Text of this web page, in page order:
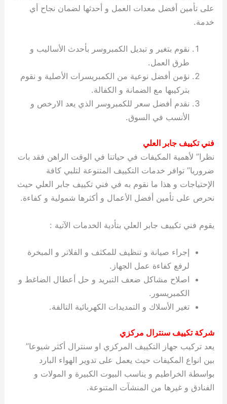
على تأمين أفضل معدات العمل و أحدثها لضمان نجاح أي
خدمة.
نقوم بتغير و تبديل الكمبروسر بأحدث الأساليب و
طرق العمل.
نؤمن أفضل نوعية من الكمبريسرات الأصلية و نقوم
بتركيبها مع الضمانة و الكفالة.
نقدم أفضل سعر للكمبروسر الذي يعد الارخص و
الأنسب في السوق.
فني تكييف جابر العلي
نظرا” لأهمية المكيفات في حياتنا في الوقت الراهن فقد بات
ضروريا” توافر خدمات التكييف المتنوعة لتلبي كافة
الإحتياجات و هذا ما نقوم به في فني تكييف جابر العلي حيث
نحرص على تأمين أفضل الأعمال و أكثرها شمولية و كفاءة.
يقوم فني تكييف جابر العلي بتأدية الخدمات الآتية :
إجراء صيانة و تنظيف للمكثف و الفلاتر و المبخرة
لرفع كفاءة عمل الجهاز.
اصلاح مشاكل ضعف التبريد و حل أعطال الضاغط و
الكمبريسور.
تغير الأسلاك و التمديدات الكهربائية التالفة.
شركة تكييف سنترال مركزي
يعد تركيب جهاز التكييف المركزي او سنترال أكثر شيوعا”
بين انواع المكيفات حيث يعمل على تدوير الهواء البارد
بواسطة الخراطيم و يناسب البيوت الكبيرة و المولات و
الفنادق و غيرها من المنشآت المتنوعة.